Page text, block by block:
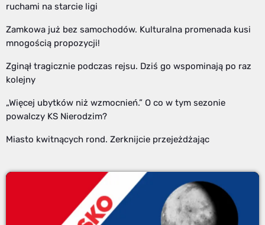
ruchami na starcie ligi
Zamkowa już bez samochodów. Kulturalna promenada kusi
mnogością propozycji!
Zginął tragicznie podczas rejsu. Dziś go wspominają po raz
kolejny
„Więcej ubytków niż wzmocnień.” O co w tym sezonie
powalczy KS Nierodzim?
Miasto kwitnących rond. Zerknijcie przejeżdżając